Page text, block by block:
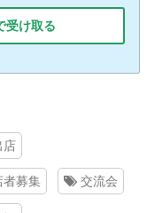
受け取る
店
者募集 交流会